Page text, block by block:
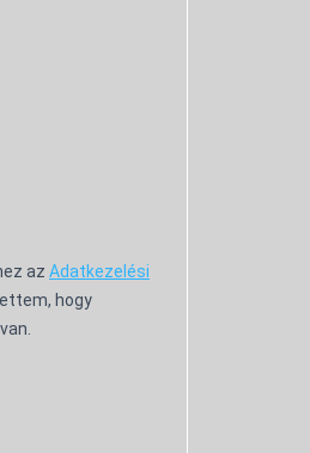
az Adatkezelési
hogy